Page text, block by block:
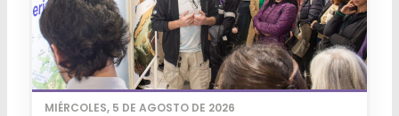
MIÉRCOLES, 5 DE AGOSTO DE 2026